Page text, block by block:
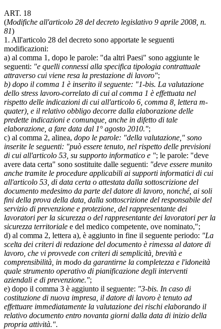
ART. 18
(Modifiche all'articolo 28 del decreto legislativo 9 aprile 2008, n.
81)
1. All'articolo 28 del decreto sono apportate le seguenti
modificazioni:
a) al comma 1, dopo le parole: "da altri Paesi" sono aggiunte le
seguenti: "e quelli connessi alla specifica tipologia contrattuale
attraverso cui viene resa la prestazione di lavoro";
b) dopo il comma 1 è inserito il seguente: "1-bis. La valutazione
dello stress lavoro-correlato di cui al comma 1 è effettuata nel
rispetto delle indicazioni di cui all'articolo 6, comma 8, lettera m-
quater), e il relativo obbligo decorre dalla elaborazione delle
predette indicazioni e comunque, anche in difetto di tale
elaborazione, a fare data dal 1° agosto 2010.";
c) al comma 2, alinea, dopo le parole: "della valutazione," sono
inserite le seguenti: "può essere tenuto, nel rispetto delle previsioni
di cui all'articolo 53, su supporto informatico e "; le parole: "deve
avere data certa" sono sostituite dalle seguenti: "deve essere munito
anche tramite le procedure applicabili ai supporti informatici di cui
all'articolo 53, di data certa o attestata dalla sottoscrizione del
documento medesimo da parte del datore di lavoro, nonché, ai soli
fini della prova della data, dalla sottoscrizione del responsabile del
servizio di prevenzione e protezione, del rappresentante dei
lavoratori per la sicurezza o del rappresentante dei lavoratori per la
sicurezza territoriale e del medico competente, ove nominato,";
d) al comma 2, lettera a), è aggiunto in fine il seguente periodo: "La
scelta dei criteri di redazione del documento è rimessa al datore di
lavoro, che vi provvede con criteri di semplicità, brevità e
comprensibilità, in modo da garantirne la completezza e l'idoneità
quale strumento operativo di pianificazione degli interventi
aziendali e di prevenzione.";
e) dopo il comma 3 è aggiunto il seguente: "3-bis. In caso di
costituzione di nuova impresa, il datore di lavoro è tenuto ad
effettuare immediatamente la valutazione dei rischi elaborando il
relativo documento entro novanta giorni dalla data di inizio della
propria attività.".